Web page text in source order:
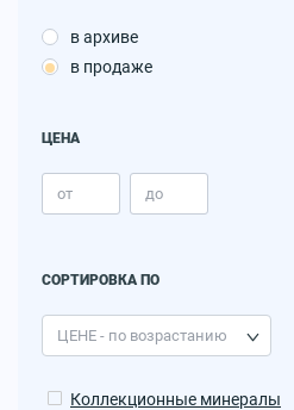
в архиве
в продаже
ЦЕНА
СОРТИРОВКА ПО
Коллекционные минералы